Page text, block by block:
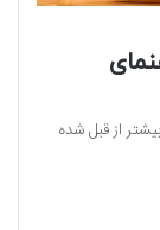
از قبل شده